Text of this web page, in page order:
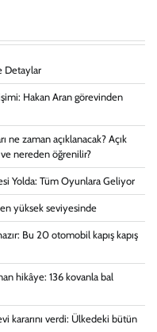
Detaylar
Hakan Aran görevinden
ne zaman açıklanacak? Açık
ve nereden öğrenilir?
Yolda: Tüm Oyunlara Geliyor
en yüksek seviyesinde
Bu 20 otomobil kapış kapış
hikâye: 136 kovanla bal
kararını verdi: Ülkedeki bütün